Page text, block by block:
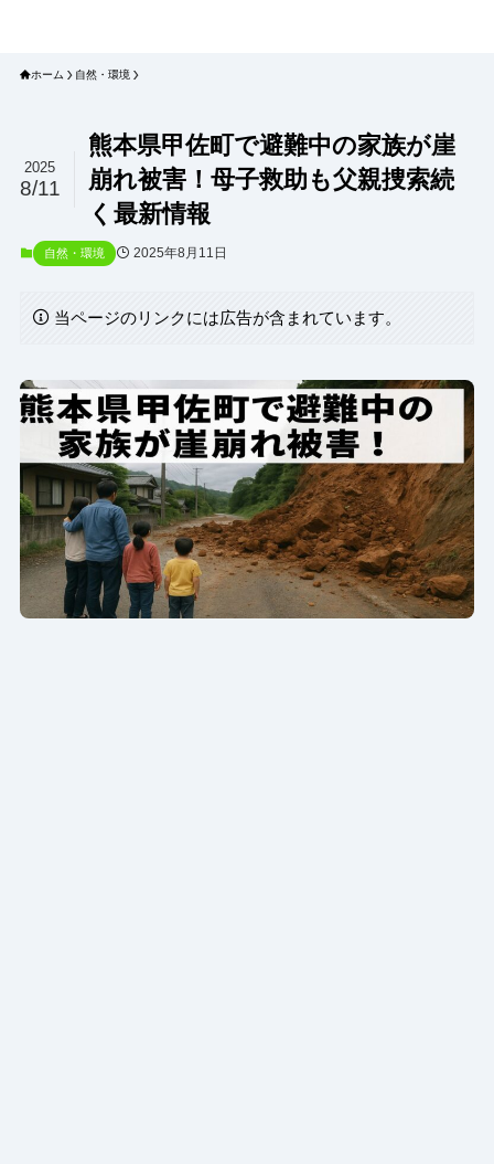
ホーム 自然・環境
熊本県甲佐町で避難中の家族が崖
崩れ被害！母子救助も父親捜索続
く最新情報
2025
8/11
自然・環境 2025年8月11日
当ページのリンクには広告が含まれています。